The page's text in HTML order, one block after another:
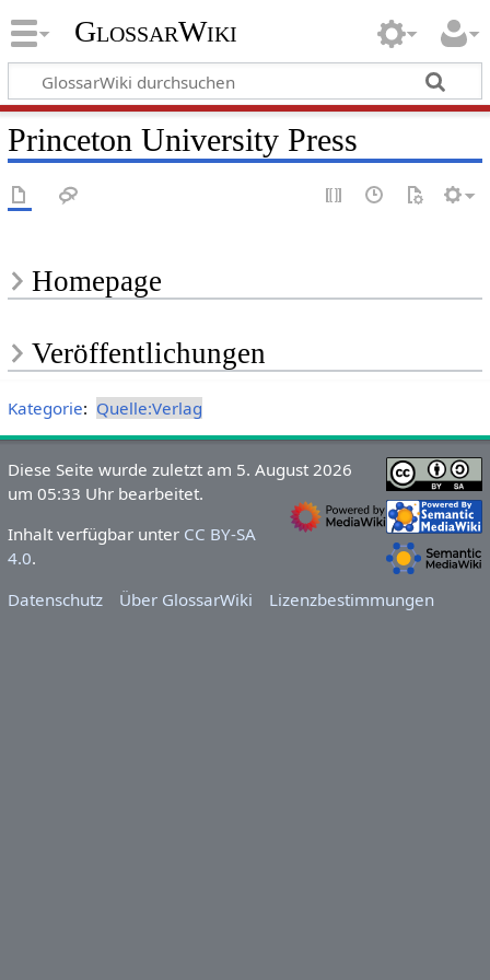
GlossarWiki
Princeton University Press
Homepage
Veröffentlichungen
Kategorie: Quelle:Verlag
Diese Seite wurde zuletzt am 5. August 2026
um 05:33 Uhr bearbeitet.
Inhalt verfügbar unter CC BY-SA
4.0.
Datenschutz
Über GlossarWiki Lizenzbestimmungen